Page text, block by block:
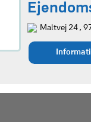
Maltvej 24 ,